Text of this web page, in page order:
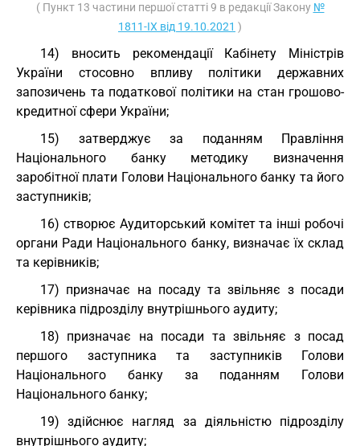
( Пункт 13 частини першої статті 9 в редакції Закону №
1811-IX від 19.10.2021 )
14) вносить рекомендації Кабінету Міністрів
України стосовно впливу політики державних
запозичень та податкової політики на стан грошово-
кредитної сфери України;
15) затверджує за поданням Правління
Національного банку методику визначення
заробітної плати Голови Національного банку та його
заступників;
16) створює Аудиторський комітет та інші робочі
органи Ради Національного банку, визначає їх склад
та керівників;
17) призначає на посаду та звільняє з посади
керівника підрозділу внутрішнього аудиту;
18) призначає на посади та звільняє з посад
першого заступника та заступників Голови
Національного банку за поданням Голови
Національного банку;
19) здійснює нагляд за діяльністю підрозділу
внутрішнього аудиту;